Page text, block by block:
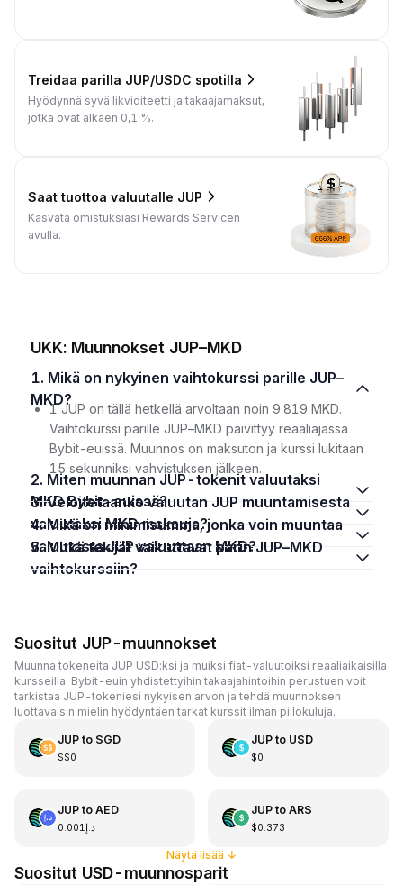
Treidaa parilla JUP/USDC spotilla
Hyödynnä syvä likviditeetti ja takaajamaksut,
jotka ovat alkaen 0,1 %.
Saat tuottoa valuutalle JUP
Kasvata omistuksiasi Rewards Servicen
avulla.
UKK: Muunnokset JUP–MKD
1. Mikä on nykyinen vaihtokurssi parille JUP–
MKD?
1 JUP on tällä hetkellä arvoltaan noin 9.819 MKD.
Vaihtokurssi parille JUP–MKD päivittyy reaaliajassa
Bybit-euissä. Muunnos on maksuton ja kurssi lukitaan
15 sekunniksi vahvistuksen jälkeen.
2. Miten muunnan JUP-tokenit valuutaksi
MKD Bybit-euissä?
3. Veloitetaanko valuutan JUP muuntamisesta
valuutaksi MKD maksuja?
4. Mikä on minimisumma, jonka voin muuntaa
valuutasta JUP valuuttaan MKD?
5. Mitkä tekijät vaikuttavat parin JUP–MKD
vaihtokurssiin?
Suositut JUP-muunnokset
Muunna tokeneita JUP USD:ksi ja muiksi fiat-valuutoiksi reaaliaikaisilla
kursseilla. Bybit-euin yhdistettyihin takaajahintoihin perustuen voit
tarkistaa JUP-tokeniesi nykyisen arvon ja tehdä muunnoksen
luottavaisin mielin hyödyntäen tarkat kurssit ilman piilokuluja.
JUPto SGD
S$0
JUPto USD
$0
JUPto AED
د.إ0.001
JUPto ARS
$0.373
Näytä lisää ↓
Suositut USD-muunnosparit